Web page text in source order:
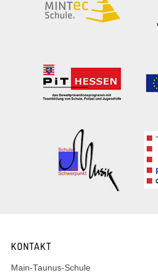
KONTAKT
Main-Taunus-Schule